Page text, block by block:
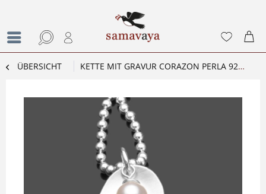
ÜBERSICHT KETTE MIT GRAVUR CORAZON PERLA 925 SILBER PARTNERKETTE